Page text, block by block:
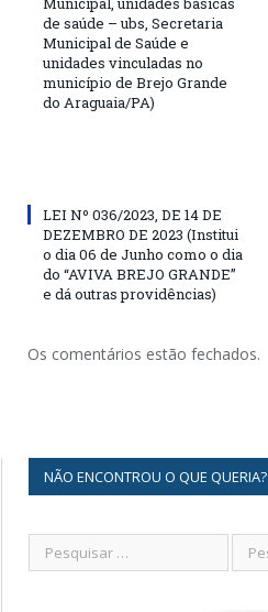
de saúde – ubs, Secretaria
Municipal de Saúde e
unidades vinculadas no
município de Brejo Grande
do Araguaia/PA)
LEI Nº 036/2023, DE 14 DE
DEZEMBRO DE 2023 (Institui
o dia 06 de Junho como o dia
do “AVIVA BREJO GRANDE”
e dá outras providências)
Os comentários estão fechados.
NÃO ENCONTROU O QUE QUERIA?